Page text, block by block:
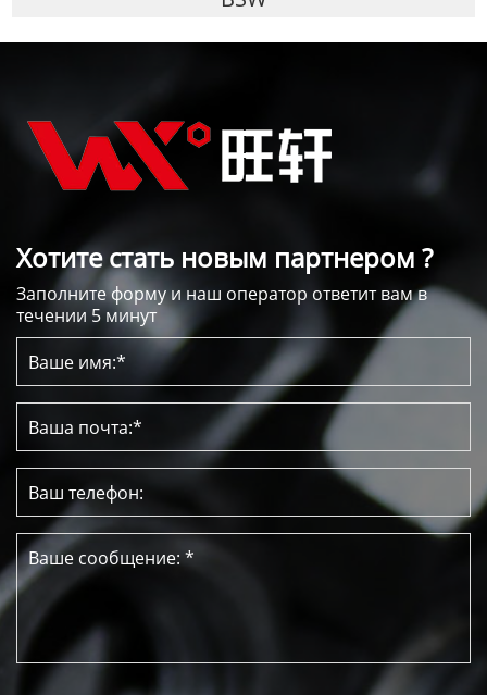
Хотите стать новым партнером ?
Заполните форму и наш оператор ответит вам в
течении 5 минут